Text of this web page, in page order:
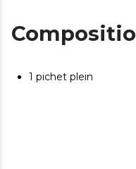
1 pichet plein